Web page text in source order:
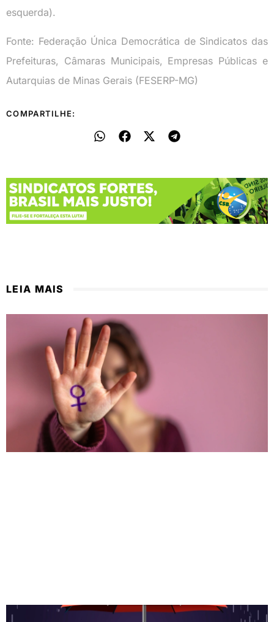
esquerda).
Fonte: Federação Única Democrática de Sindicatos das
Prefeituras, Câmaras Municipais, Empresas Públicas e
Autarquias de Minas Gerais (FESERP-MG)
COMPARTILHE:
LEIA MAIS